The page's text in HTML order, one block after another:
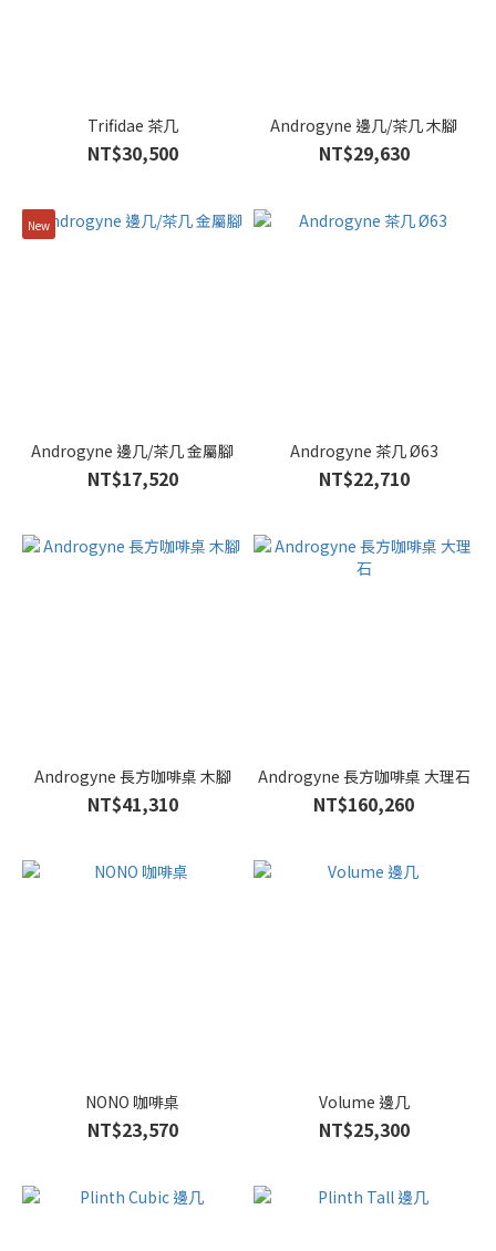
Trifidae 茶几
NT$30,500
Androgyne 邊几/茶几 木腳
NT$29,630
New
Androgyne 邊几/茶几 金屬腳
NT$17,520
Androgyne 茶几 Ø63
NT$22,710
Androgyne 長方咖啡桌 木腳
NT$41,310
Androgyne 長方咖啡桌 大理石
NT$160,260
NONO 咖啡桌
NT$23,570
Volume 邊几
NT$25,300